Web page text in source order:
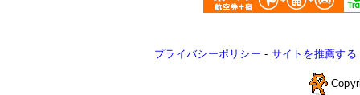
プライバシーポリシー - サイトを推薦する